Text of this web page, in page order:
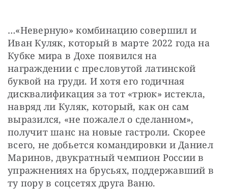
…«Неверную» комбинацию совершил и
Иван Куляк, который в марте 2022 года на
Кубке мира в Дохе появился на
награждении c пресловутой латинской
буквой на груди. И хотя его годичная
дисквалификация за тот «трюк» истекла,
навряд ли Куляк, который, как он сам
выразился, «не пожалел о сделанном»,
получит шанс на новые гастроли. Скорее
всего, не добьется командировки и Даниел
Маринов, двукратный чемпион России в
упражнениях на брусьях, поддержавший в
ту пору в соцсетях друга Ваню.